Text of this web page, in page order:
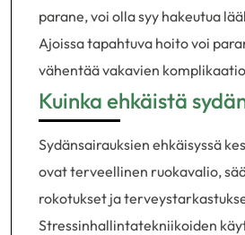
parane, voi olla syy hakeutua
Ajoissa tapahtuva hoito voi
vähentää vakavien
Kuinka ehkäistä
Sydänsairauksien ehkäisyssä
ovat terveellinen ruokavalio,
rokotukset ja
Stressinhallintatekniikoiden